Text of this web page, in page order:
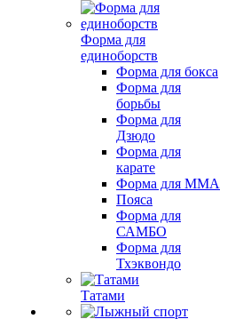
Форма для
единоборств
Форма для бокса
Форма для
борьбы
Форма для
Дзюдо
Форма для
карате
Форма для MMA
Пояса
Форма для
САМБО
Форма для
Тхэквондо
Татами